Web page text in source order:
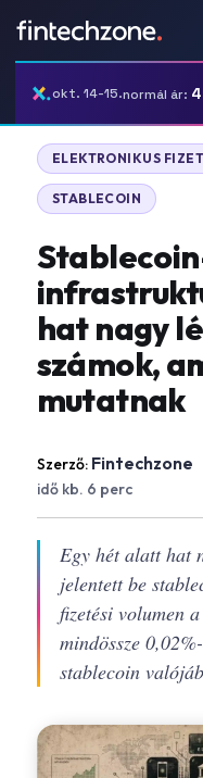
okt. 14-15.normál ár:
ELEKTRONIKUS
STABLECOIN
hat nagy
számok,
mutatnak
Szerző: Fintechzone
idő kb. 6 perc
Egy hét alatt hat
jelentett be
fizetési volumen
mindössze
stablecoin